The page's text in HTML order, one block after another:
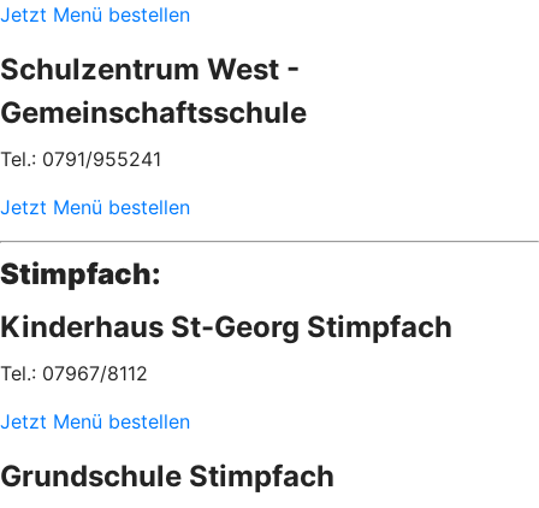
Jetzt Menü bestellen
Schulzentrum West -
Gemeinschaftsschule
Tel.: 0791/955241
Jetzt Menü bestellen
Stimpfach:
Kinderhaus St-Georg Stimpfach
Tel.: 07967/8112
Jetzt Menü bestellen
Grundschule Stimpfach